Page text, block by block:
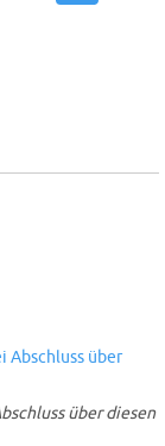
über diesen